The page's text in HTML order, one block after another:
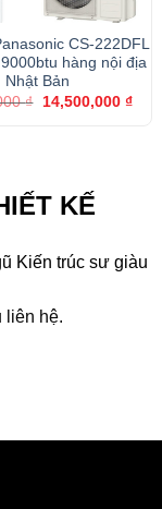
CS-222DFL
hàng nội địa
Nhật Bản
₫
Giá
gốc
14,500,000 ₫Giá
KẾ
Kiến trúc sư giàu
liên hệ.